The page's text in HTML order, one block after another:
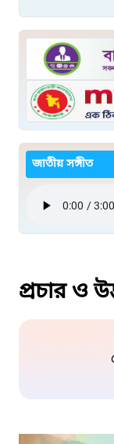
জাতীয় সঙ্গীত
প্রচার ও